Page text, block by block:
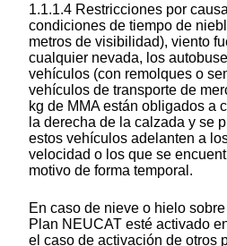
1.1.1.4 Restricciones por
condiciones de tiempo de
metros de visibilidad), viento
cualquier nevada, los
vehículos (con remolques o
vehículos de transporte de
kg de MMA están obligados a
la derecha de la calzada y se
estos vehículos adelanten a
velocidad o los que se
motivo de forma temporal.
En caso de nieve o hielo
Plan NEUCAT esté activado
el caso de activación de otros